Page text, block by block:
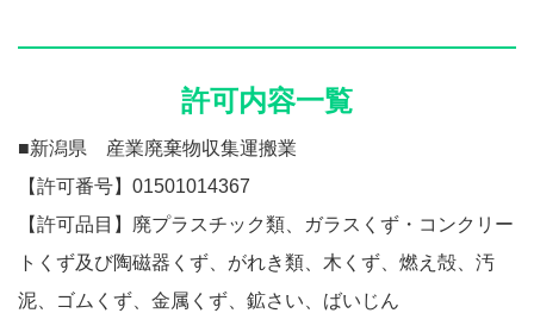
許可内容一覧
■新潟県 産業廃棄物収集運搬業
【許可番号】01501014367
【許可品目】廃プラスチック類、ガラスくず・コンクリー
トくず及び陶磁器くず、がれき類、木くず、燃え殻、汚
泥、ゴムくず、金属くず、鉱さい、ばいじん